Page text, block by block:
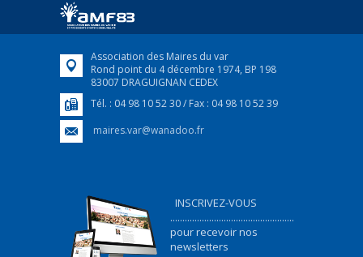
FEUILLETER
Association des Maires du var
Rond point du 4 décembre 1974, BP 198
83007 DRAGUIGNAN CEDEX
Tél. : 04 98 10 52 30 / Fax : 04 98 10 52 39
maires.var@wanadoo.fr
INSCRIVEZ-VOUS
...................................................
pour recevoir nos
newsletters